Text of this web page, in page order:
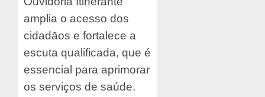
amplia o acesso dos
cidadãos e fortalece a
escuta qualificada, que é
essencial para aprimorar
os serviços de saúde.